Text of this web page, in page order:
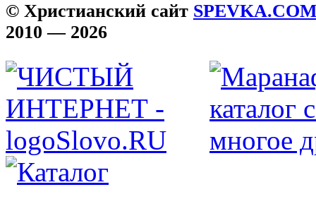
© Христианский сайт
2010 — 2026